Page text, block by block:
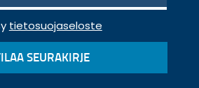
tietosuojaseloste
SEURAKIRJE